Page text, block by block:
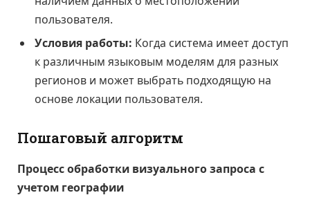
пользователя.
Условия работы: Когда система имеет доступ
к различным языковым моделям для разных
регионов и может выбрать подходящую на
основе локации пользователя.
Пошаговый алгоритм
Процесс обработки визуального запроса с
учетом географии